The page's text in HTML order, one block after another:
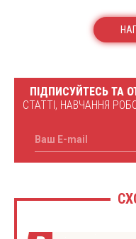
ПІДПИСУЙТЕСЬ ТА
СТАТТІ, НАВЧАННЯ
Ваш E-mail